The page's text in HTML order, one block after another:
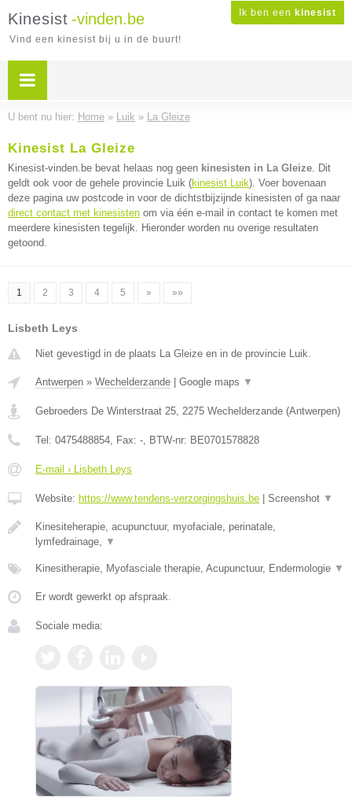
Ik ben een kinesist
Kinesist -vinden.be
Vind een kinesist bij u in de buurt!
U bent nu hier: Home » Luik » La Gleize
Kinesist La Gleize
Kinesist-vinden.be bevat helaas nog geen kinesisten in La Gleize. Dit
geldt ook voor de gehele provincie Luik (kinesist Luik). Voer bovenaan
deze pagina uw postcode in voor de dichtstbijzijnde kinesisten of ga naar
direct contact met kinesisten om via één e-mail in contact te komen met
meerdere kinesisten tegelijk. Hieronder worden nu overige resultaten
getoond.
1 2 3 4 5 » »»
Lisbeth Leys
Niet gevestigd in de plaats La Gleize en in de provincie Luik.
Antwerpen » Wechelderzande Google maps ▼
Gebroeders De Winterstraat 25, 2275 Wechelderzande (Antwerpen)
Tel: 0475488854, Fax: -, BTW-nr: BE0701578828
E-mail › Lisbeth Leys
Website: https://www.tendens-verzorgingshuis.be Screenshot ▼
Kinesiteherapie, acupunctuur, myofaciale, perinatale,
lymfedrainage, ▼
Kinesitherapie, Myofasciale therapie, Acupunctuur, Endermologie ▼
Er wordt gewerkt op afspraak.
Sociale media: